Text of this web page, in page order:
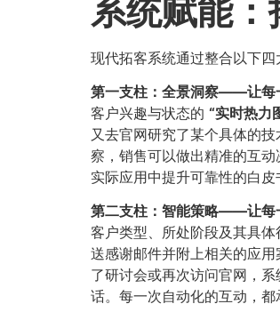
系统赋能
现代拓客系统通过整合以下
第一支柱：全景洞察——让每
客户兴趣与状态的 ​“实时热力
又去官网研究了某个具体的
察，销售可以做出精准的互
实际应用中提升可靠性的白
第二支柱：智能策略——让每
客户类型、所处阶段及其具
送感谢邮件并附上相关的应
了研讨会或再次访问官网，
话。每一次自动化的互动，